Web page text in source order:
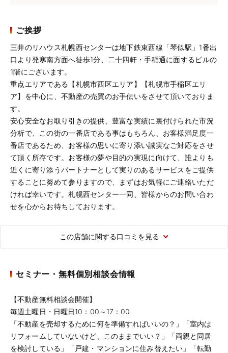
ご挨拶
三井のリハウス札幌西センターは地下鉄東西線「琴似駅」1番出
口より発寒南方面へ徒歩1分、二十四軒・手稲通に面するビルの
1階にございます。
重点エリアである【札幌市西区エリア】【札幌市手稲区エリ
ア】を中心に、不動産の売買のお手伝いをさせて頂いておりま
す。
安心安全なお取り引きの提供、豊富な実績に裏付けられた市況
分析で、この街の一番店である事はもちろん、お客様満足度一
番店であるため、お客様の思いに寄り添い誠実なご対応をさせ
て頂く所存です。お客様の夢や目的の実現に向けて、誰よりも
近くに寄り添うパートナーとして実りのあるサービスをご提供
することに努めて参りますので、まずはお気軽にご連絡いただ
ければ幸いです。札幌西センター一同、皆様からのお問い合わ
せを心からお待ちしております。
この店舗に関する口コミを見る
セミナー・無料個別相談会情報
【不動産無料相談会開催】
毎週土曜日・日曜日10：00～17：00
「不動産を売却するために何を準備すればいいの？」「室内は
リフォームしていないけど、このままでいい？」「両親と同居
を検討している」「戸建・マンションに住み替えたい」「転勤